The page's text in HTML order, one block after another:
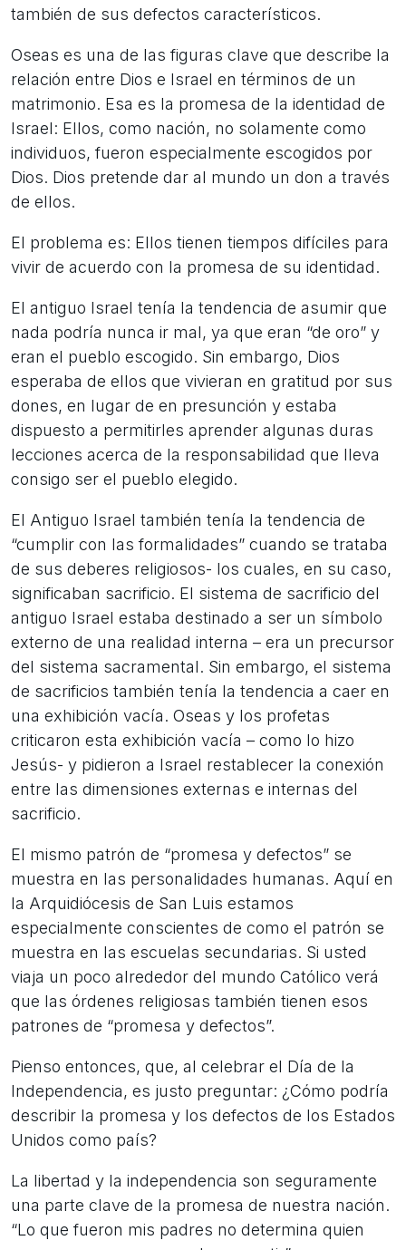
también de sus defectos característicos.
Oseas es una de las figuras clave que describe la
relación entre Dios e Israel en términos de un
matrimonio. Esa es la promesa de la identidad de
Israel: Ellos, como nación, no solamente como
individuos, fueron especialmente escogidos por
Dios. Dios pretende dar al mundo un don a través
de ellos.
El problema es: Ellos tienen tiempos difíciles para
vivir de acuerdo con la promesa de su identidad.
El antiguo Israel tenía la tendencia de asumir que
nada podría nunca ir mal, ya que eran “de oro” y
eran el pueblo escogido. Sin embargo, Dios
esperaba de ellos que vivieran en gratitud por sus
dones, en lugar de en presunción y estaba
dispuesto a permitirles aprender algunas duras
lecciones acerca de la responsabilidad que lleva
consigo ser el pueblo elegido.
El Antiguo Israel también tenía la tendencia de
“cumplir con las formalidades” cuando se trataba
de sus deberes religiosos- los cuales, en su caso,
significaban sacrificio. El sistema de sacrificio del
antiguo Israel estaba destinado a ser un símbolo
externo de una realidad interna – era un precursor
del sistema sacramental. Sin embargo, el sistema
de sacrificios también tenía la tendencia a caer en
una exhibición vacía. Oseas y los profetas
criticaron esta exhibición vacía – como lo hizo
Jesús- y pidieron a Israel restablecer la conexión
entre las dimensiones externas e internas del
sacrificio.
El mismo patrón de “promesa y defectos” se
muestra en las personalidades humanas. Aquí en
la Arquidiócesis de San Luis estamos
especialmente conscientes de como el patrón se
muestra en las escuelas secundarias. Si usted
viaja un poco alrededor del mundo Católico verá
que las órdenes religiosas también tienen esos
patrones de “promesa y defectos”.
Pienso entonces, que, al celebrar el Día de la
Independencia, es justo preguntar: ¿Cómo podría
describir la promesa y los defectos de los Estados
Unidos como país?
La libertad y la independencia son seguramente
una parte clave de la promesa de nuestra nación.
“Lo que fueron mis padres no determina quien